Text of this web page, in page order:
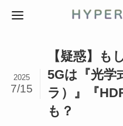
【疑惑】も
5Gは『光学
ラ）』『
も？
2025
7/15